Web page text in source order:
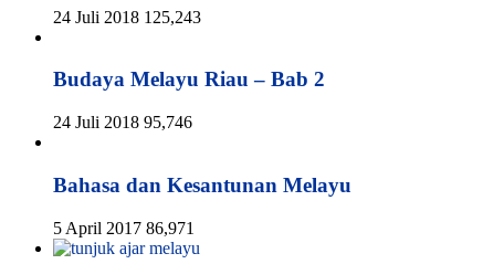
24 Juli 2018 125,243
Budaya Melayu Riau – Bab 2
24 Juli 2018 95,746
Bahasa dan Kesantunan Melayu
5 April 2017 86,971